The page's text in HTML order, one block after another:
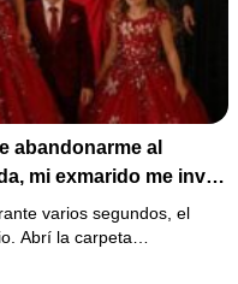
abandonarme al
mi exmarido me invitó
de que podría burlarse
y sin hijos. Lo
sería él quien
varios segundos, el
Abrí la carpeta…